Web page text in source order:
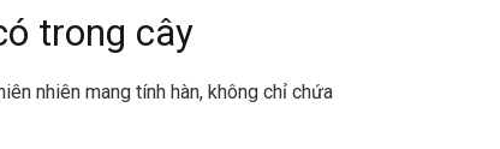
trong cây
nhiên mang tính hàn, không chỉ chứa